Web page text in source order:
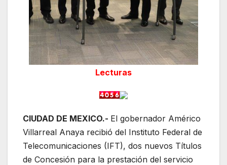
Lecturas
CIUDAD DE MEXICO.- El gobernador Américo
Villarreal Anaya recibió del Instituto Federal de
Telecomunicaciones (IFT), dos nuevos Títulos
de Concesión para la prestación del servicio